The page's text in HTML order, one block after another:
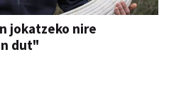
jokatzeko nire
dut"